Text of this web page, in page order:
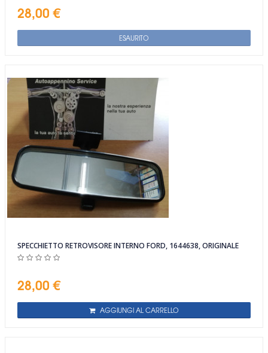
28,00 €
ESAURITO
SPECCHIETTO RETROVISORE INTERNO FORD, 1644638, ORIGINALE
28,00 €
AGGIUNGI AL CARRELLO